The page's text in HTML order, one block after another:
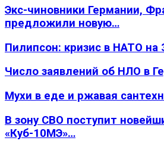
Экс-чиновники Германии,
предложили новую…
Пилипсон: кризис в НАТО
Число заявлений об НЛО в
Мухи в еде и ржавая
В зону СВО поступит
«Куб-10МЭ»…